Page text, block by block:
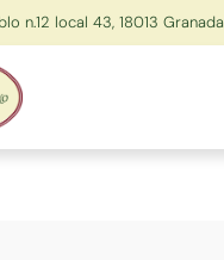
n.12 local 43, 18013 Granada